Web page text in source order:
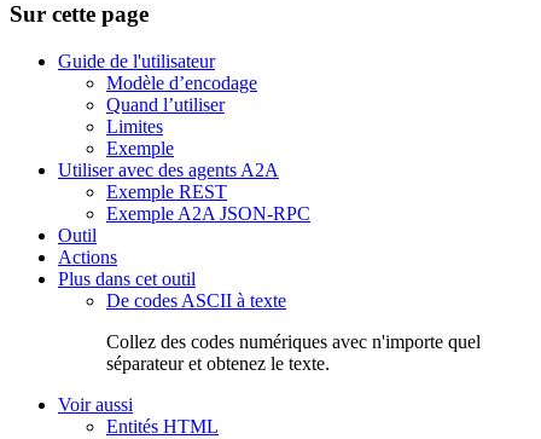
Sur cette page
Guide de l'utilisateur
Modèle d’encodage
Quand l’utiliser
Limites
Exemple
Utiliser avec des agents A2A
Exemple REST
Exemple A2A JSON-RPC
Outil
Actions
Plus dans cet outil
De codes ASCII à texte
Collez des codes numériques avec n'importe quel
séparateur et obtenez le texte.
Voir aussi
Entités HTML